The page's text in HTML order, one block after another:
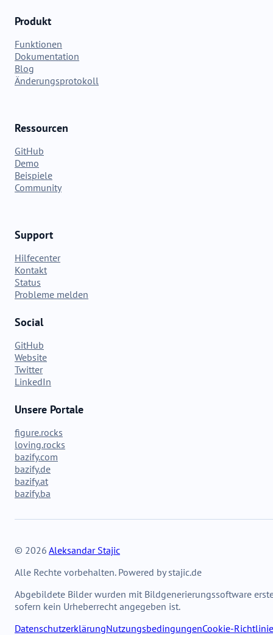
Produkt
Funktionen
Dokumentation
Blog
Änderungsprotokoll
Ressourcen
GitHub
Demo
Beispiele
Community
Support
Hilfecenter
Kontakt
Status
Probleme melden
Social
GitHub
Website
Twitter
LinkedIn
Unsere Portale
figure.rocks
loving.rocks
bazify.com
bazify.de
bazify.at
bazify.ba
© 2026 Aleksandar Stajic
Alle Rechte vorbehalten. Powered by stajic.de
Abgebildete Bilder wurden mit Bildgenerierungssoftware
sofern kein Urheberrecht angegeben ist.
DatenschutzerklärungNutzungsbedingungenCookie-Richtlinie